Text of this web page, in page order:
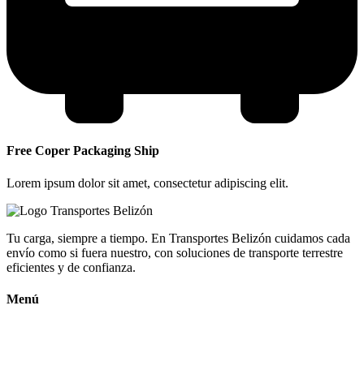
Free Coper Packaging Ship
Lorem ipsum dolor sit amet, consectetur adipiscing elit.
Tu carga, siempre a tiempo. En Transportes Belizón cuidamos cada
envío como si fuera nuestro, con soluciones de transporte terrestre
eficientes y de confianza.
Menú